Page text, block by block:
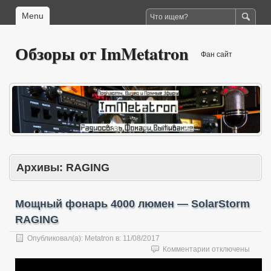
Menu
Обзоры от ImMetatron Фан сайт
Архивы: RAGING
Мощный фонарь 4000 люмен — SolarStorm
RAGING
Опубликовал(а): Metatron в: 11/08/2017
Комментарии к
записи
отключены